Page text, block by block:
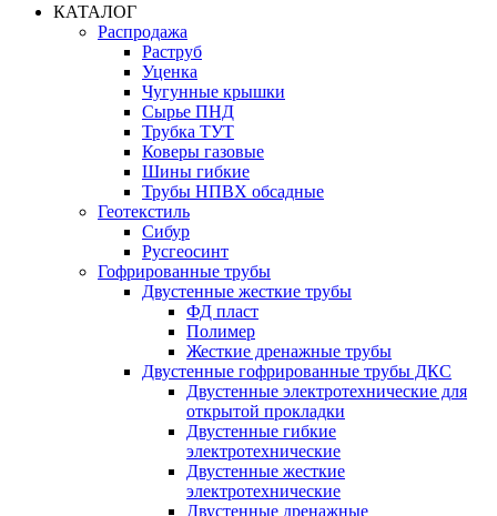
КАТАЛОГ
Распродажа
Раструб
Уценка
Чугунные крышки
Сырье ПНД
Трубка ТУТ
Коверы газовые
Шины гибкие
Трубы НПВХ обсадные
Геотекстиль
Сибур
Русгеосинт
Гофрированные трубы
Двустенные жесткие трубы
ФД пласт
Полимер
Жесткие дренажные трубы
Двустенные гофрированные трубы ДКС
Двустенные электротехнические для
открытой прокладки
Двустенные гибкие
электротехнические
Двустенные жесткие
электротехнические
Двустенные дренажные